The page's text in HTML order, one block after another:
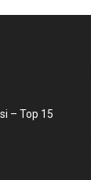
– Top 15